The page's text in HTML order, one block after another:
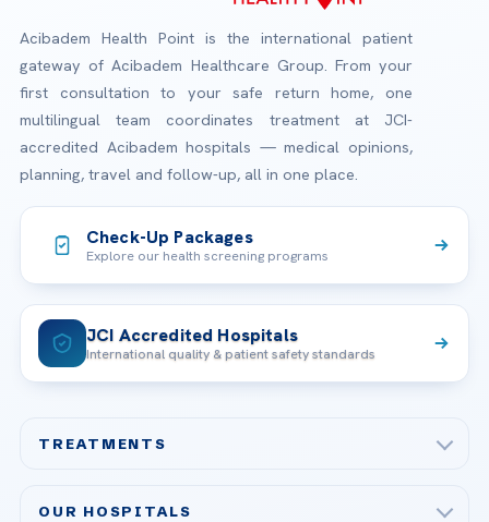
Acibadem Health Point is the international patient
gateway of Acibadem Healthcare Group. From your
first consultation to your safe return home, one
multilingual team coordinates treatment at JCI-
accredited Acibadem hospitals — medical opinions,
planning, travel and follow-up, all in one place.
Check-Up Packages
Explore our health screening programs
JCI Accredited Hospitals
International quality & patient safety standards
TREATMENTS
OUR HOSPITALS